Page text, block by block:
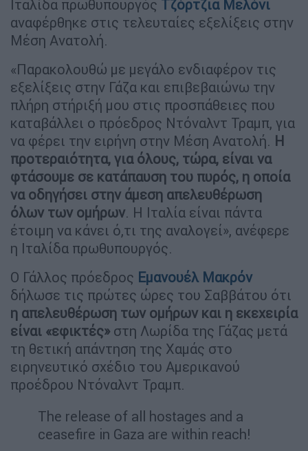
Ιταλίδα πρωθυπουργός Τζόρτζια Μελόνι
αναφέρθηκε στις τελευταίες εξελίξεις στην
Μέση Ανατολή.
«Παρακολουθώ με μεγάλο ενδιαφέρον τις
εξελίξεις στην Γάζα και επιβεβαιώνω την
πλήρη στήριξή μου στις προσπάθειες που
καταβάλλει ο πρόεδρος Ντόναλντ Τραμπ, για
να φέρει την ειρήνη στην Μέση Ανατολή. Η
προτεραιότητα, για όλους, τώρα, είναι να
φτάσουμε σε κατάπαυση του πυρός, η οποία
να οδηγήσει στην άμεση απελευθέρωση
όλων των ομήρων. Η Ιταλία είναι πάντα
έτοιμη να κάνει ό,τι της αναλογεί», ανέφερε
η Ιταλίδα πρωθυπουργός.
Ο Γάλλος πρόεδρος Εμανουέλ Μακρόν
δήλωσε τις πρώτες ώρες του Σαββάτου ότι
η απελευθέρωση των ομήρων και η εκεχειρία
είναι «εφικτές» στη Λωρίδα της Γάζας μετά
τη θετική απάντηση της Χαμάς στο
ειρηνευτικό σχέδιο του Αμερικανού
προέδρου Ντόναλντ Τραμπ.
The release of all hostages and a
ceasefire in Gaza are within reach!